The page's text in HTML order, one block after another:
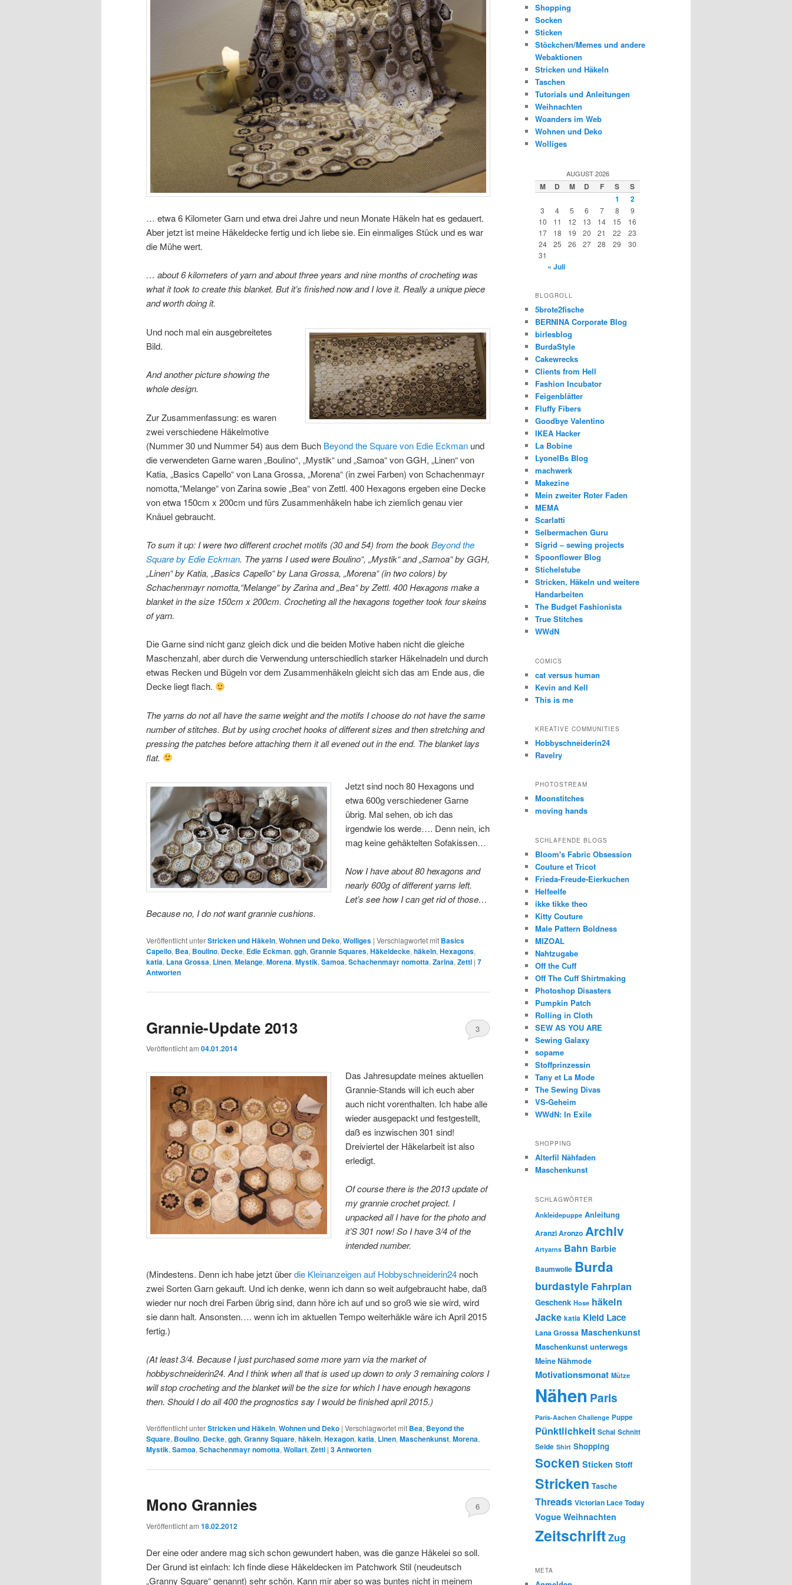
… etwa 6 Kilometer Garn und etwa drei Jahre und neun Monate Häkeln hat es gedauert.
Aber jetzt ist meine Häkeldecke fertig und ich liebe sie. Ein einmaliges Stück und es war
die Mühe wert.
… about 6 kilometers of yarn and about three years and nine months of crocheting was
what it took to create this blanket. But it’s finished now and I love it. Really a unique piece
and worth doing it.
Und noch mal ein ausgebreitetes
Bild.
And another picture showing the
whole design.
Zur Zusammenfassung: es waren
zwei verschiedene Häkelmotive
(Nummer 30 und Nummer 54) aus dem Buch Beyond the Square von Edie Eckman und
die verwendeten Garne waren „Boulino“, „Mystik“ und „Samoa“ von GGH, „Linen“ von
Katia, „Basics Capello“ von Lana Grossa, „Morena“ (in zwei Farben) von Schachenmayr
nomotta,“Melange“ von Zarina sowie „Bea“ von Zettl. 400 Hexagons ergeben eine Decke
von etwa 150cm x 200cm und fürs Zusammenhäkeln habe ich ziemlich genau vier
Knäuel gebraucht.
To sum it up: I were two different crochet motifs (30 and 54) from the bookBeyond the
Square by Edie Eckman. The yarns I used were Boulino“, „Mystik“ and „Samoa“ by GGH,
„Linen“ by Katia, „Basics Capello“ by Lana Grossa, „Morena“ (in two colors) by
Schachenmayr nomotta,“Melange“ by Zarina and „Bea“ by Zettl. 400 Hexagons make a
blanket in the size 150cm x 200cm. Crocheting all the hexagons together took four skeins
of yarn.
Die Garne sind nicht ganz gleich dick und die beiden Motive haben nicht die gleiche
Maschenzahl, aber durch die Verwendung unterschiedlich starker Häkelnadeln und durch
etwas Recken und Bügeln vor dem Zusammenhäkeln gleicht sich das am Ende aus, die
Decke liegt flach.
The yarns do not all have the same weight and the motifs I choose do not have the same
number of stitches. But by using crochet hooks of different sizes and then stretching and
pressing the patches before attaching them it all evened out in the end. The blanket lays
flat.
Jetzt sind noch 80 Hexagons und
etwa 600g verschiedener Garne
übrig. Mal sehen, ob ich das
irgendwie los werde…. Denn nein, ich
mag keine gehäktelten Sofakissen…
Now I have about 80 hexagons and
nearly 600g of different yarns left.
Let’s see how I can get rid of those…
Because no, I do not want grannie cushions.
Veröffentlicht unterStricken und Häkeln, Wohnen und Deko, Wolliges | Verschlagwortet mit Basics
Capello, Bea, Boulino, Decke, Edie Eckman, ggh, Grannie Squares, Häkeldecke, häkeln, Hexagons,
katia, Lana Grossa, Linen, Melange, Morena, Mystik, Samoa, Schachenmayr nomotta, Zarina, Zettl | 7
Antworten
Grannie-Update 2013
Veröffentlicht am 04.01.2014
3
Das Jahresupdate meines aktuellen
Grannie-Stands will ich euch aber
auch nicht vorenthalten. Ich habe alle
wieder ausgepackt und festgestellt,
daß es inzwischen 301 sind!
Dreiviertel der Häkelarbeit ist also
erledigt.
Of course there is the 2013 update of
my grannie crochet project. I
unpacked all I have for the photo and
it’S 301 now! So I have 3/4 of the
intended number.
(Mindestens. Denn ich habe jetzt überdie Kleinanzeigen auf Hobbyschneiderin24 noch
zwei Sorten Garn gekauft. Und ich denke, wenn ich dann so weit aufgebraucht habe, daß
wieder nur noch drei Farben übrig sind, dann höre ich auf und so groß wie sie wird, wird
sie dann halt. Ansonsten…. wenn ich im aktuellen Tempo weiterhäkle wäre ich April 2015
fertig.)
(At least 3/4. Because I just purchased some more yarn via the market of
hobbyschneiderin24. And I think when all that is used up down to only 3 remaining colors I
will stop crocheting and the blanket will be the size for which I have enough hexagons
then. Should I do all 400 the prognostics say I would be finished april 2015.)
Veröffentlicht unterStricken und Häkeln, Wohnen und Deko | Verschlagwortet mit Bea, Beyond the
Square, Boulino, Decke, ggh, Granny Square, häkeln, Hexagon, katia, Linen, Maschenkunst, Morena,
Mystik, Samoa, Schachenmayr nomotta, Wollart, Zettl | 3Antworten
Mono Grannies
Veröffentlicht am 18.02.2012
6
Der eine oder andere mag sich schon gewundert haben, was die ganze Häkelei so soll.
Der Grund ist einfach: Ich finde diese Häkeldecken im Patchwork Stil (neudeutsch
„Granny Square“ genannt) sehr schön. Kann mir aber so was buntes nicht in meinem
Shopping
Socken
Sticken
Stöckchen/Memes und andere
Webaktionen
Stricken und Häkeln
Taschen
Tutorials und Anleitungen
Weihnachten
Woanders im Web
Wohnen und Deko
Wolliges
AUGUST 2026
M D M D F S
S
1
2
3 4 5 6 7 8
9
10
11 12 13 14 15
16
17
18 19 20 21 22
23
24
25 26 27 28 29
30
31
« Juli
BLOGROLL
5brote2fische
BERNINA Corporate Blog
birlesblog
BurdaStyle
Cakewrecks
Clients from Hell
Fashion Incubator
Feigenblätter
Fluffy Fibers
Goodbye Valentino
IKEA Hacker
La Bobine
LyonelBs Blog
machwerk
Makezine
Mein zweiter Roter Faden
MEMA
Scarlatti
Selbermachen Guru
Sigrid – sewing projects
Spoonflower Blog
Stichelstube
Stricken, Häkeln und weitere
Handarbeiten
The Budget Fashionista
True Stitches
WWdN
COMICS
cat versus human
Kevin and Kell
This is me
KREATIVE COMMUNITIES
Hobbyschneiderin24
Ravelry
PHOTOSTREAM
Moonstitches
moving hands
SCHLAFENDE BLOGS
Bloom's Fabric Obsession
Couture et Tricot
Frieda-Freude-Eierkuchen
Helfeelfe
ikke tikke theo
Kitty Couture
Male Pattern Boldness
MIZOAL
Nahtzugabe
Off the Cuff
Off The Cuff Shirtmaking
Photoshop Disasters
Pumpkin Patch
Rolling in Cloth
SEW AS YOU ARE
Sewing Galaxy
sopame
Stoffprinzessin
Tany et La Mode
The Sewing Divas
VS-Geheim
WWdN: In Exile
SHOPPING
Alterfil Nähfaden
Maschenkunst
SCHLAGWÖRTER
Ankleidepuppe Anleitung
Aranzi Aronzo Archiv
Artyarns Bahn Barbie
Baumwolle Burda
burdastyle Fahrplan
Geschenk Hose häkeln
Jacke katia Kleid Lace
Lana Grossa Maschenkunst
Maschenkunst unterwegs
Meine Nähmode
Motivationsmonat Mütze
Nähen Paris
Paris-Aachen Challenge Puppe
Pünktlichkeit Schal Schnitt
Seide Shirt Shopping
Socken Sticken Stoff
Stricken Tasche
Threads Victorian Lace Today
Vogue Weihnachten
ZeitschriftZug
META